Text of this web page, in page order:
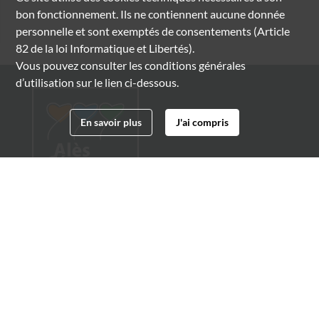
bon fonctionnement. Ils ne contiennent aucune donnée
personnelle et sont exemptés de consentements (Article
82 de la loi Informatique et Libertés).
Vous pouvez consulter les conditions générales
d’utilisation sur le lien ci-dessous.
En savoir plus J'ai compris